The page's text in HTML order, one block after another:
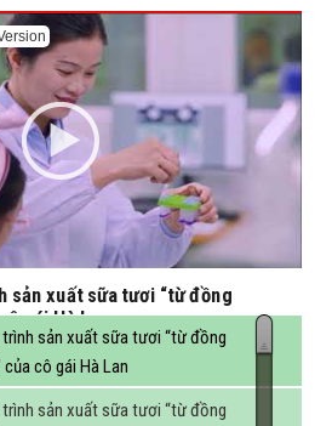
sản xuất sữa tươi “từ đồng
gái Hà Lan
trình sản xuất sữa tươi “từ đồng
cô gái Hà Lan
trình sản xuất sữa tươi “từ đồng